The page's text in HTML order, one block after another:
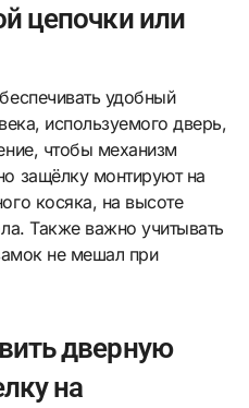
цепочки или
удобный
используемого дверь,
чтобы механизм
защёлку монтируют на
косяка, на высоте
Также важно учитывать
не мешал при
дверную
на